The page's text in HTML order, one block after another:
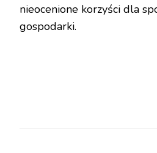
nieocenione korzyści dla
gospodarki.